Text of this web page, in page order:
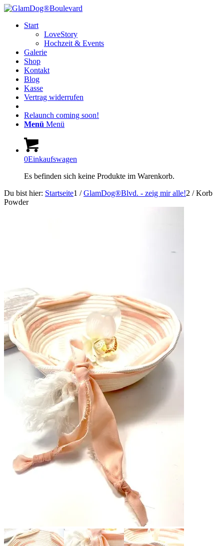
Start
LoveStory
Hochzeit & Events
Galerie
Shop
Kontakt
Blog
Kasse
Vertrag widerrufen
Relaunch coming soon!
Menü Menü
0Einkaufswagen
Es befinden sich keine Produkte im Warenkorb.
Du bist hier: Startseite1 / GlamDog®Blvd. - zeig mir alle!2 / Korb
Powder